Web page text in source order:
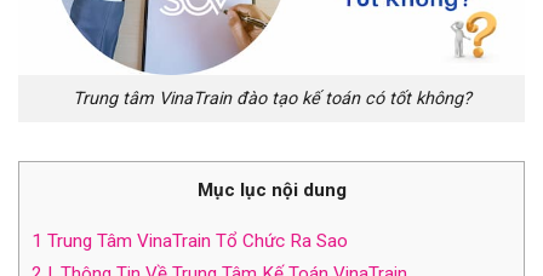
Trung tâm VinaTrain đào tạo kế toán có tốt không?
Mục lục nội dung
1 Trung Tâm VinaTrain Tổ Chức Ra Sao